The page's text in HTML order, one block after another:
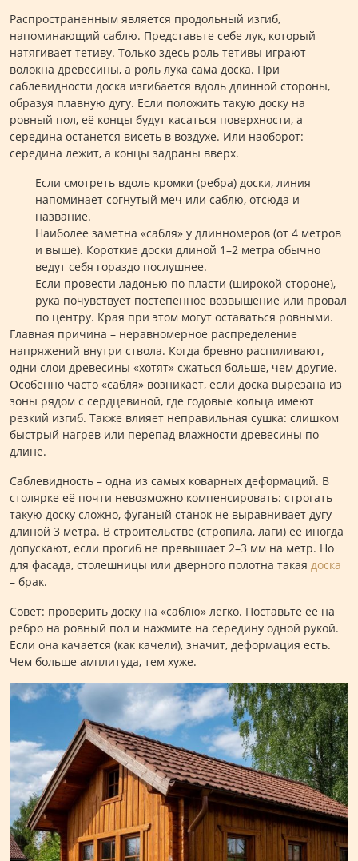
Распространенным является продольный изгиб,
напоминающий саблю. Представьте себе лук, который
натягивает тетиву. Только здесь роль тетивы играют
волокна древесины, а роль лука сама доска. При
саблевидности доска изгибается вдоль длинной стороны,
образуя плавную дугу. Если положить такую доску на
ровный пол, её концы будут касаться поверхности, а
середина останется висеть в воздухе. Или наоборот:
середина лежит, а концы задраны вверх.
Если смотреть вдоль кромки (ребра) доски, линия
напоминает согнутый меч или саблю, отсюда и
название.
Наиболее заметна «сабля» у длинномеров (от 4 метров
и выше). Короткие доски длиной 1–2 метра обычно
ведут себя гораздо послушнее.
Если провести ладонью по пласти (широкой стороне),
рука почувствует постепенное возвышение или провал
по центру. Края при этом могут оставаться ровными.
Главная причина – неравномерное распределение
напряжений внутри ствола. Когда бревно распиливают,
одни слои древесины «хотят» сжаться больше, чем другие.
Особенно часто «сабля» возникает, если доска вырезана из
зоны рядом с сердцевиной, где годовые кольца имеют
резкий изгиб. Также влияет неправильная сушка: слишком
быстрый нагрев или перепад влажности древесины по
длине.
Саблевидность – одна из самых коварных деформаций. В
столярке её почти невозможно компенсировать: строгать
такую доску сложно, фуганый станок не выравнивает дугу
длиной 3 метра. В строительстве (стропила, лаги) её иногда
допускают, если прогиб не превышает 2–3 мм на метр. Но
для фасада, столешницы или дверного полотна такая доска
– брак.
Совет: проверить доску на «саблю» легко. Поставьте её на
ребро на ровный пол и нажмите на середину одной рукой.
Если она качается (как качели), значит, деформация есть.
Чем больше амплитуда, тем хуже.